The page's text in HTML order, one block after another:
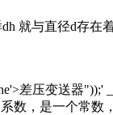
样dh 就与直径
差压变送器"));'
数，是一个常数